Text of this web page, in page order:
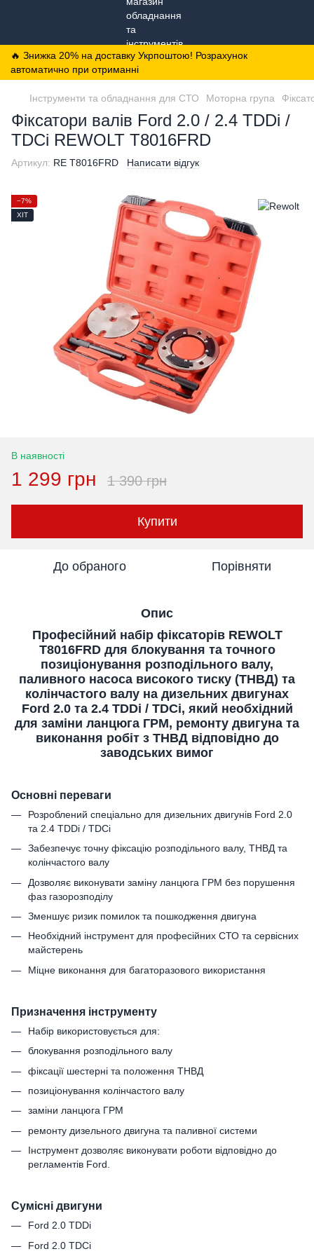
🔥 Знижка 20% на доставку Укрпоштою! Розрахунок
автоматично при отриманні
Інструменти та обладнання для СТО Моторна група
Фіксатори валів Ford 2.0 / 2.4 TDDi /
TDCi REWOLT T8016FRD
Артикул: RE T8016FRD Написати відгук
−7%
ХІТ
В наявності
1 299 грн 1 390 грн
Купити
До обраного Порівняти
Опис
Професійний набір фіксаторів REWOLT
T8016FRD для блокування та точного
позиціонування розподільного валу,
паливного насоса високого тиску (ТНВД) та
колінчастого валу на дизельних двигунах
Ford 2.0 та 2.4 TDDi / TDCi, який необхідний
для заміни ланцюга ГРМ, ремонту двигуна та
виконання робіт з ТНВД відповідно до
заводських вимог
Основні переваги
Розроблений спеціально для дизельних двигунів Ford 2.0
та 2.4 TDDi / TDCi
Забезпечує точну фіксацію розподільного валу, ТНВД та
колінчастого валу
Дозволяє виконувати заміну ланцюга ГРМ без порушення
фаз газорозподілу
Зменшує ризик помилок та пошкодження двигуна
Необхідний інструмент для професійних СТО та сервісних
майстерень
Міцне виконання для багаторазового використання
Призначення інструменту
Набір використовується для:
блокування розподільного валу
фіксації шестерні та положення ТНВД
позиціонування колінчастого валу
заміни ланцюга ГРМ
ремонту дизельного двигуна та паливної системи
Інструмент дозволяє виконувати роботи відповідно до
регламентів Ford.
Сумісні двигуни
Ford 2.0 TDDi
Ford 2.0 TDCi